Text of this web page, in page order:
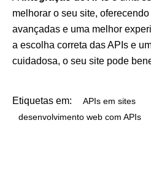
melhorar o seu site,
avançadas e uma melhor
a escolha correta das APIs e
cuidadosa, o seu site pode
Etiquetas em:
APIs em sites
desenvolvimento web com APIs